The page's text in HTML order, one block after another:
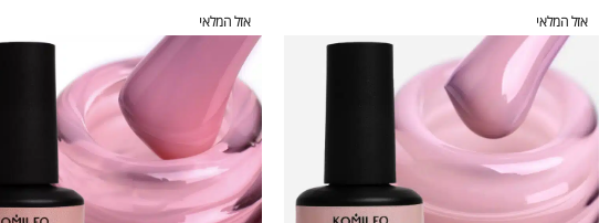
אזל המלאי אזל המלאי